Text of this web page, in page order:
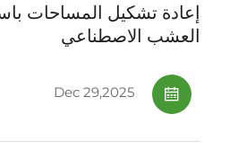
المنتجات
من نحن
الأخبار
إعادة تشكيل المساحات
العشب الاصطناعي
Dec 29,2025